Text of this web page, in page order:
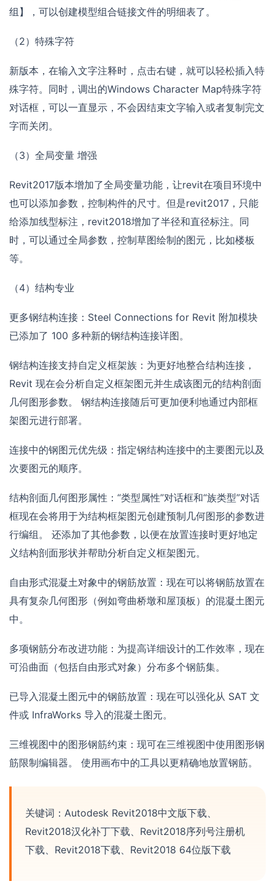
组】，可以创建模型组合链接文件的明细表了。
（2）特殊字符
新版本，在输入文字注释时，点击右键，就可以轻松插入特
殊字符。同时，调出的Windows Character Map特殊字符
对话框，可以一直显示，不会因结束文字输入或者复制完文
字而关闭。
（3）全局变量 增强
Revit2017版本增加了全局变量功能，让revit在项目环境中
也可以添加参数，控制构件的尺寸。但是revit2017，只能
给添加线型标注，revit2018增加了半径和直径标注。同
时，可以通过全局参数，控制草图绘制的图元，比如楼板
等。
（4）结构专业
更多钢结构连接：Steel Connections for Revit 附加模块
已添加了 100 多种新的钢结构连接详图。
钢结构连接支持自定义框架族：为更好地整合结构连接，
Revit 现在会分析自定义框架图元并生成该图元的结构剖面
几何图形参数。 钢结构连接随后可更加便利地通过内部框
架图元进行部署。
连接中的钢图元优先级：指定钢结构连接中的主要图元以及
次要图元的顺序。
结构剖面几何图形属性：“类型属性”对话框和“族类型”对话
框现在会将用于为结构框架图元创建预制几何图形的参数进
行编组。 还添加了其他参数，以便在放置连接时更好地定
义结构剖面形状并帮助分析自定义框架图元。
自由形式混凝土对象中的钢筋放置：现在可以将钢筋放置在
具有复杂几何图形（例如弯曲桥墩和屋顶板）的混凝土图元
中。
多项钢筋分布改进功能：为提高详细设计的工作效率，现在
可沿曲面（包括自由形式对象）分布多个钢筋集。
已导入混凝土图元中的钢筋放置：现在可以强化从 SAT 文
件或 InfraWorks 导入的混凝土图元。
三维视图中的图形钢筋约束：现可在三维视图中使用图形钢
筋限制编辑器。 使用画布中的工具以更精确地放置钢筋。
关键词：Autodesk Revit2018中文版下载、
Revit2018汉化补丁下载、Revit2018序列号注册机
下载、Revit2018下载、Revit2018 64位版下载